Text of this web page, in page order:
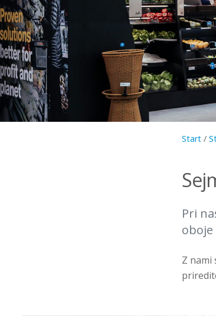
Start/
Pri
Z nami